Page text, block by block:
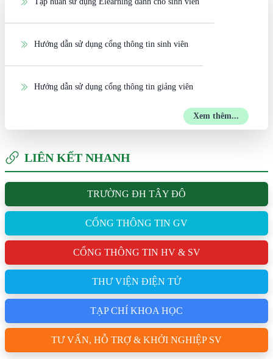
Hướng dẫn sử dụng cổng thông tin sinh viên
Hướng dẫn sử dụng cổng thông tin giảng viên
Xem thêm...
LIÊN KẾT NHANH
TRƯỜNG ĐH TÂY ĐÔ
CỔNG THÔNG TIN GV
CỔNG THÔNG TIN HV & SV
THƯ VIỆN ĐIỆN TỬ
TẠP CHÍ KHOA HỌC
TƯ VẤN, HỖ TRỢ & KHỞI NGHIỆP SV